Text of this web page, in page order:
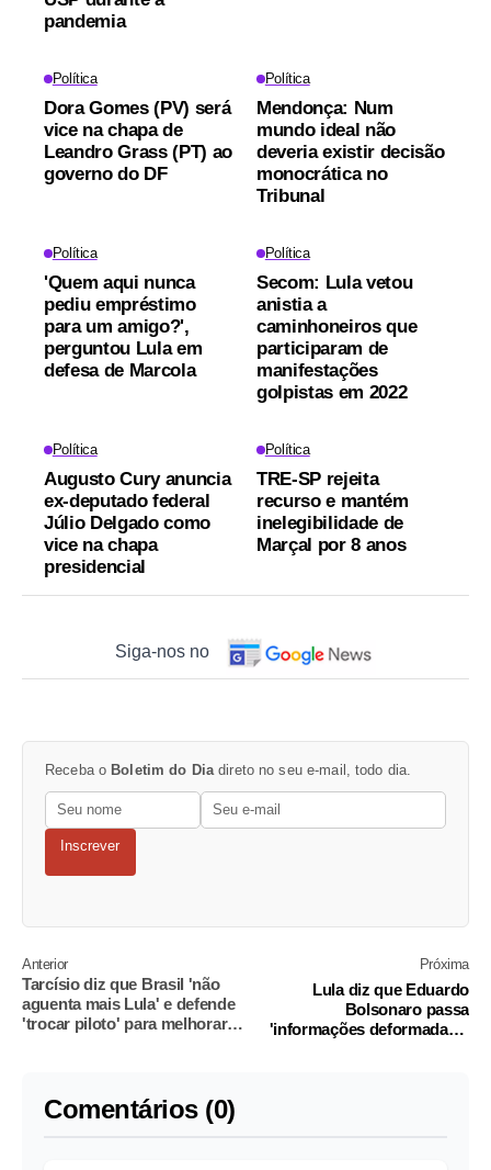
pandemia
Política
Dora Gomes (PV) será
vice na chapa de
Leandro Grass (PT) ao
governo do DF
Política
Mendonça: Num
mundo ideal não
deveria existir decisão
monocrática no
Tribunal
Política
'Quem aqui nunca
pediu empréstimo
para um amigo?',
perguntou Lula em
defesa de Marcola
Política
Secom: Lula vetou
anistia a
caminhoneiros que
participaram de
manifestações
golpistas em 2022
Política
Augusto Cury anuncia
ex-deputado federal
Júlio Delgado como
vice na chapa
presidencial
Política
TRE-SP rejeita
recurso e mantém
inelegibilidade de
Marçal por 8 anos
Siga-nos no
Receba o Boletim do Diadireto no seu e-mail, todo dia.
Inscrever
Anterior
Tarcísio diz que Brasil 'não
aguenta mais Lula' e defende
'trocar piloto' para melhorar o
Próxima
Lula diz que Eduardo
Bolsonaro passa
'informações deformadas e
Comentários (0)